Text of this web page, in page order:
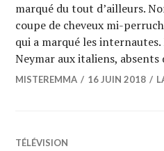
marqué du tout d’ailleurs.
coupe de cheveux mi-
qui a marqué les
Neymar aux italiens, absents
MISTEREMMA 16 JUIN 2018
TÉLÉVISION